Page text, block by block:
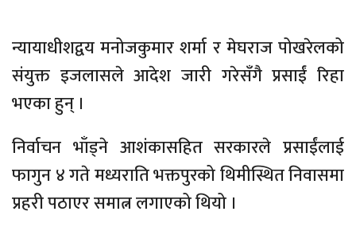
न्यायाधीशद्वय मनोजकुमार शर्मा र मेघराज पोखरेलको
संयुक्त इजलासले आदेश जारी गरेसँगै प्रसाईं रिहा
भएका हुन् ।
निर्वाचन भाँड्ने आशंकासहित सरकारले प्रसाईंलाई
फागुन ४ गते मध्यराति भक्तपुरको थिमीस्थित निवासमा
प्रहरी पठाएर समात्न लगाएको थियो ।